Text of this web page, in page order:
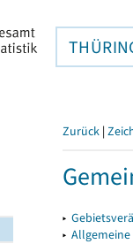
Zurück |
▸
▸